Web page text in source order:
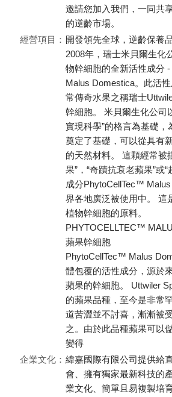
邀請您加入我們，一同共
的逆齡市場。
經營項目： 開發領先全球，逆齡保養
2008年，瑞士米貝爾生化
物幹細胞的全新活性成分
Malus Domestica。此活
常傳奇水果之稱瑞士
幹細胞。 米貝爾生化公司
實現科學”的格言為基礎，
奠定了基礎，可以從具有
的天然材料。 這顆經常被
果”，“奇蹟抗衰老蘋果”或
成分PhytoCellTec™
界各地廣泛被使用中。 這
植物幹細胞的原料。
PHYTOCELLTEC™
蘋果幹細胞
PhytoCellTec™ Malus
體包覆的活性成分，源於
蘋果的幹細胞。 Uttwiler
的蘋果品種，至今是非常
道苦澀並不討喜，漸漸被
之。由於此品種蘋果可以
變得
企業文化： 緯嘉國際有限公司提供給
會、擁有獨家最新科技的
業文化、簡單且易複製培